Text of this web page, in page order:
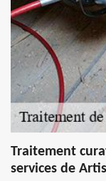
Traitement
services de